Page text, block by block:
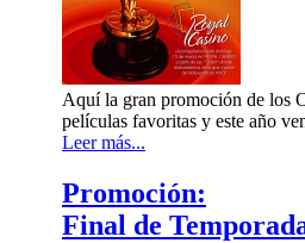
Aquí la gran promoción de los
películas favoritas y este año
Leer más...
Promoción:
Final de